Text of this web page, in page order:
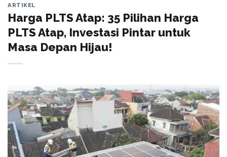
ARTIKEL
Harga PLTS Atap: 35 Pilihan Harga
PLTS Atap, Investasi Pintar untuk
Masa Depan Hijau!